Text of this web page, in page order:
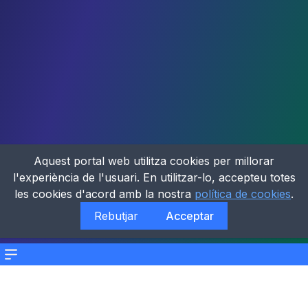
Menu
Aquest portal web utilitza cookies per millorar
l'experiència de l'usuari. En utilitzar-lo, accepteu totes
les cookies d'acord amb la nostra política de cookies.
Rebutjar
Acceptar